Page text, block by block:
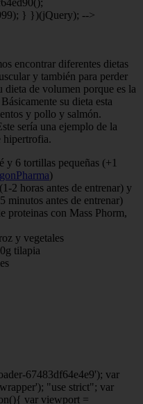
} })(jQuery); -->
encontrar diferentes dietas
y también para perder
dieta de volumen porque es la
su dieta esta
y pollo y salmón.
sería una ejemplo de la
hipertrofia.
y 6 tortillas pequeñas (+1
)
2 horas antes de entrenar) y
minutos antes de entrenar)
proteinas con Mass Phorm,
y vegetales
tilapia
67483df64e4e9'); var
"use strict"; var
var viewport =